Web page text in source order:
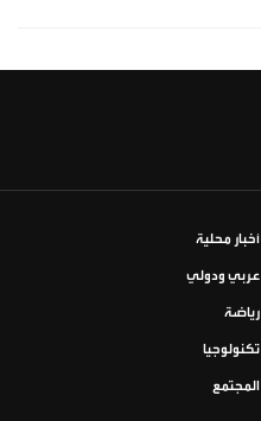
أخبار محلية
عربي ودولي
رياضة
تكنولوجيا
المجتمع